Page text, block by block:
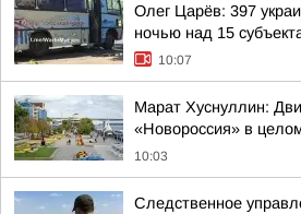
Олег Царёв: 397
ночью над 15
10:07
Марат Хуснуллин:
«Новороссия» в
10:03
Следственное